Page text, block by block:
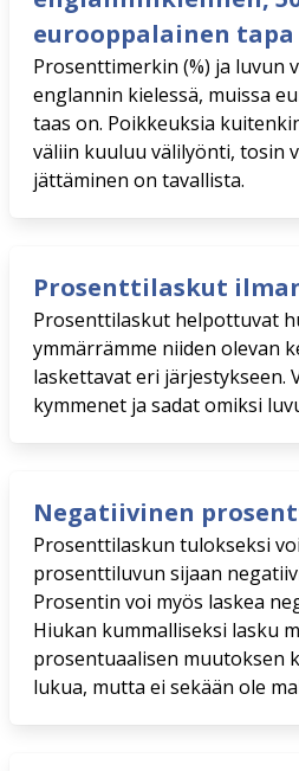
eurooppalainen tapa
Prosenttimerkin (%) ja luvun
englannin kielessä, muissa
taas on. Poikkeuksia
väliin kuuluu välilyönti, tosin
jättäminen on tavallista.
Prosenttilaskut
Prosenttilaskut helpottuvat
ymmärrämme niiden olevan
laskettavat eri järjestykseen.
kymmenet ja sadat omiksi
Negatiivinen
Prosenttilaskun tulokseksi
prosenttiluvun sijaan
Prosentin voi myös laskea
Hiukan kummalliseksi lasku
prosentuaalisen muutoksen
lukua, mutta ei sekään ole